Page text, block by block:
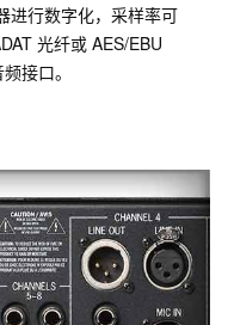
进行数字化，采样率可
光纤或 AES/EBU
接口。